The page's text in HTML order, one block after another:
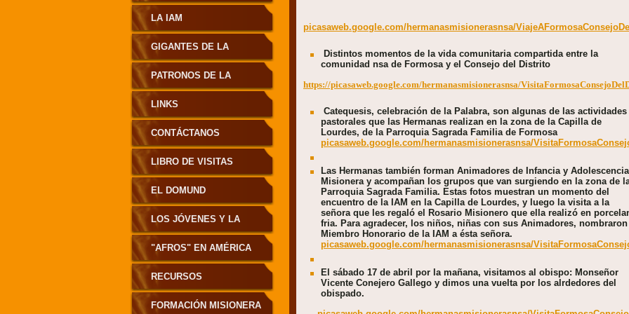
picasaweb.google.com/hermanasmisionerasnsa/
Distintos momentos de la vida comunitaria compartida entre la
comunidad nsa de Formosa y el Consejo del Distrito
https://picasaweb.google.com/hermanasmisionerasnsa/
Catequesis, celebración de la Palabra, son algunas de las actividades
pastorales que las Hermanas realizan en la zona de la Capilla de
Lourdes, de la Parroquia Sagrada Familia de Formosa
picasaweb.google.com/hermanasmisionerasnsa/
Las Hermanas también forman Animadores de Infancia y Adolescencia
Misionera y acompañan los grupos que van surgiendo en la zona de
Parroquia Sagrada Familia. Estas fotos muestran un momento del
encuentro de la IAM en la Capilla de Lourdes, y luego la visita a la
señora que les regaló el Rosario Misionero que ella realizó en
fria. Para agradecer, los niños, niñas con sus Animadores, nombraron
Miembro Honorario de la IAM a ésta señora.
picasaweb.google.com/hermanasmisionerasnsa/
El sábado 17 de abril por la mañana, visitamos al obispo: Monseñor
Vicente Conejero Gallego y dimos una vuelta por los alrdedores del
obispado.
FRONTERAS
MISIONERAS
MENSUALES
LA IAM
GIGANTES DE LA
MISIÓN
PATRONOS DE LA
MISIÓN
LINKS
CONTÁCTANOS
LIBRO DE VISITAS
EL DOMUND
LOS JÓVENES Y LA
MISIÓN
"AFROS" EN AMÉRICA
RECURSOS
PASTORALES
FORMACIÓN MISIONERA